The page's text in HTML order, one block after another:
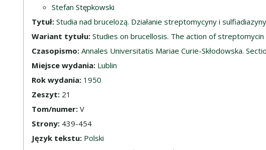
Stefan Stępkowski
Tytuł: Studia nad brucelozą. Działanie streptomycyny i
Wariant tytułu: Studies on brucellosis. The action of
Czasopismo: Annales Universitatis Mariae Curie-Skłodowska.
Miejsce wydania: Lublin
Rok wydania: 1950
Zeszyt: 21
Tom/numer: V
Strony: 439-454
Język tekstu: Polski